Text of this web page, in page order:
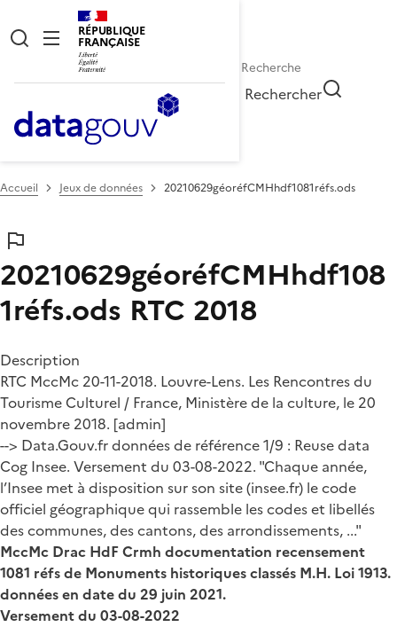
RÉPUBLIQUE
FRANÇAISE
Rechercher
Accueil Jeux de données 20210629géoréfCMHhdf1081réfs.ods
20210629géoréfCMHhdf108
1réfs.ods RTC 2018
Description
RTC MccMc 20-11-2018. Louvre-Lens. Les Rencontres du
Tourisme Culturel / France, Ministère de la culture, le 20
novembre 2018. [admin]
--> Data.Gouv.fr données de référence 1/9 : Reuse data
Cog Insee. Versement du 03-08-2022. "Chaque année,
l’Insee met à disposition sur son site (insee.fr) le code
officiel géographique qui rassemble les codes et libellés
des communes, des cantons, des arrondissements, ..."
MccMc Drac HdF Crmh documentation recensement
1081 réfs de Monuments historiques classés M.H. Loi 1913.
données en date du 29 juin 2021.
Versement du 03-08-2022